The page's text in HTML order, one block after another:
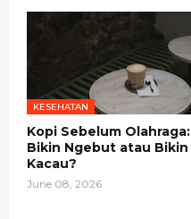
KESEHATAN
Kopi Sebelum Olahraga:
Bikin Ngebut atau Bikin
Kacau?
June 08, 2026